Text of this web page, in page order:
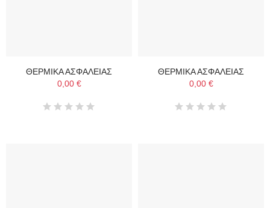
ΘΕΡΜΙΚΑ ΑΣΦΑΛΕΙΑΣ
0,00 €
ΘΕΡΜΙΚΑ ΑΣΦΑΛΕΙΑΣ
0,00 €